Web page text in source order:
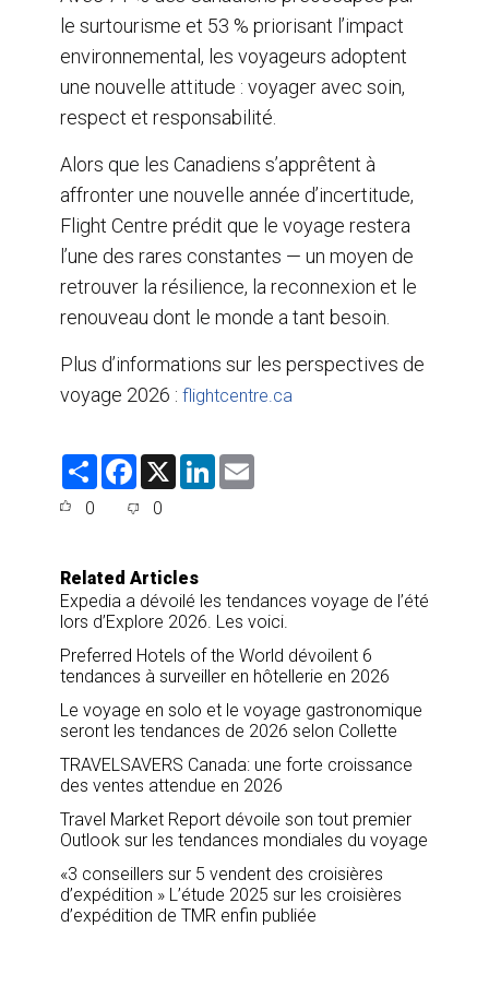
le surtourisme et 53 % priorisant l’impact
environnemental, les voyageurs adoptent
une nouvelle attitude : voyager avec soin,
respect et responsabilité.
Alors que les Canadiens s’apprêtent à
affronter une nouvelle année d’incertitude,
Flight Centre prédit que le voyage restera
l’une des rares constantes — un moyen de
retrouver la résilience, la reconnexion et le
renouveau dont le monde a tant besoin.
Plus d’informations sur les perspectives de
voyage 2026 : flightcentre.ca
S
F
e
o
k
X
L
0 0
Related Articles
Expedia a dévoilé les tendances voyage de l’été
lors d’Explore 2026. Les voici.
Preferred Hotels of the World dévoilent 6
tendances à surveiller en hôtellerie en 2026
Le voyage en solo et le voyage gastronomique
seront les tendances de 2026 selon Collette
TRAVELSAVERS Canada: une forte croissance
des ventes attendue en 2026
Travel Market Report dévoile son tout premier
Outlook sur les tendances mondiales du voyage
«3 conseillers sur 5 vendent des croisières
d’expédition » L’étude 2025 sur les croisières
d’expédition de TMR enfin publiée